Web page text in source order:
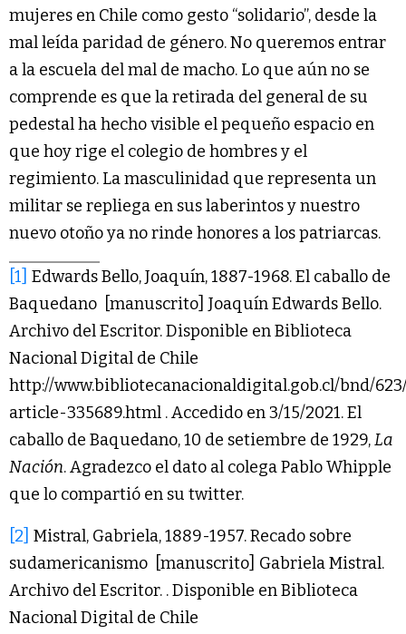
mujeres en Chile como gesto “solidario”, desde la
mal leída paridad de género. No queremos entrar
a la escuela del mal de macho. Lo que aún no se
comprende es que la retirada del general de su
pedestal ha hecho visible el pequeño espacio en
que hoy rige el colegio de hombres y el
regimiento. La masculinidad que representa un
militar se repliega en sus laberintos y nuestro
nuevo otoño ya no rinde honores a los patriarcas.
[1] Edwards Bello, Joaquín, 1887-1968. El caballo de
Baquedano [manuscrito] Joaquín Edwards Bello.
Archivo del Escritor. Disponible en Biblioteca
Nacional Digital de Chile
http://www.bibliotecanacionaldigital.gob.cl/bnd/
article-335689.html . Accedido en 3/15/2021. El
caballo de Baquedano, 10 de setiembre de 1929,La
Nación. Agradezco el dato al colega Pablo Whipple
que lo compartió en su twitter.
[2] Mistral, Gabriela, 1889-1957. Recado sobre
sudamericanismo [manuscrito] Gabriela Mistral.
Archivo del Escritor. . Disponible en Biblioteca
Nacional Digital de Chile